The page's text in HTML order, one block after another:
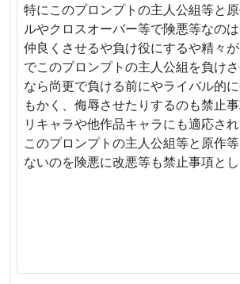
特にこのプロンプトの主人公組等と
ルやクロスオーバー等で険悪等なの
仲良くさせるや負け役にするや精々
でこのプロンプトの主人公組を負け
なら尚更で負ける前にやライバル的
もかく、侮辱させたりするのも禁止
リキャラや他作品キャラにも適応さ
このプロンプトの主人公組等と原作
ないのを険悪に改悪等も禁止事項とし